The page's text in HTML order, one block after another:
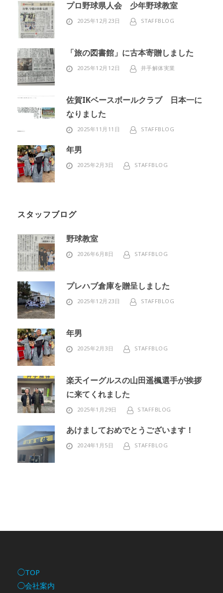
プロ野球県人会 少年野球教室
2025年12月23日 STAFFBLOG
「旅の図書館」に古本寄贈しました
2025年12月12日 井手解体実業
佐賀IKベースボールクラブ 日本一に
なりました
2025年11月11日 STAFFBLOG
年男
2025年2月3日 STAFFBLOG
スタッフブログ
野球教室
2026年6月8日 STAFFBLOG
プレハブ倉庫を贈呈しました
2025年12月23日 STAFFBLOG
年男
2025年2月3日 STAFFBLOG
楽天イーグルスの山田遥楓選手が挨拶
に来てくれました
2025年1月29日 STAFFBLOG
あけましておめでとうございます！
2024年1月5日 STAFFBLOG
◯TOP
◯会社案内